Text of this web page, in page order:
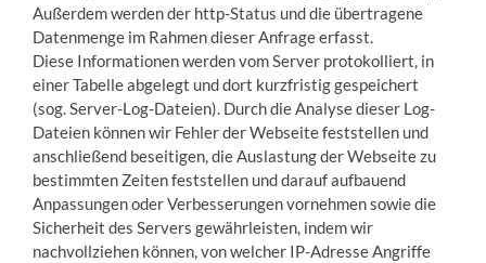
Außerdem werden der http-Status und die übertragene
Datenmenge im Rahmen dieser Anfrage erfasst.
Diese Informationen werden vom Server protokolliert, in
einer Tabelle abgelegt und dort kurzfristig gespeichert
(sog. Server-Log-Dateien). Durch die Analyse dieser Log-
Dateien können wir Fehler der Webseite feststellen und
anschließend beseitigen, die Auslastung der Webseite zu
bestimmten Zeiten feststellen und darauf aufbauend
Anpassungen oder Verbesserungen vornehmen sowie die
Sicherheit des Servers gewährleisten, indem wir
nachvollziehen können, von welcher IP-Adresse Angriffe